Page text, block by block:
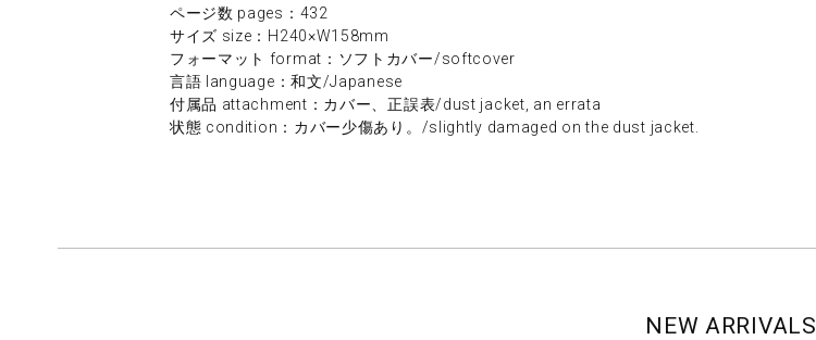
ページ数 pages：432
サイズ size：H240×W158mm
フォーマット format：ソフトカバー/softcover
言語 language：和文/Japanese
付属品 attachment：カバー、正誤表/dust jacket, an errata
状態 condition：カバー少傷あり。/slightly damaged on the dust jacket.
NEW ARRIVALS